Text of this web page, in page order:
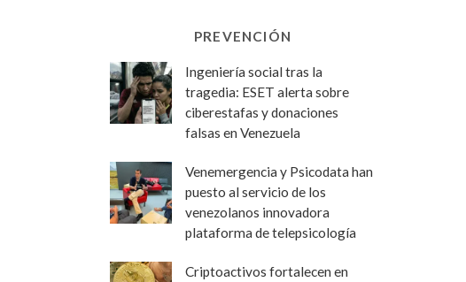
PREVENCIÓN
Ingeniería social tras la
tragedia: ESET alerta sobre
ciberestafas y donaciones
falsas en Venezuela
Venemergencia y Psicodata han
puesto al servicio de los
venezolanos innovadora
plataforma de telepsicología
Criptoactivos fortalecen en